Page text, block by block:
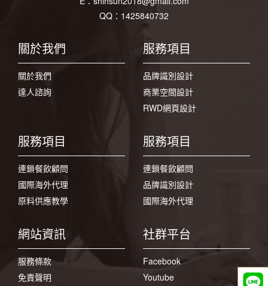
QQ：1425840732
關於我們
關於我們
達人諮詢
服務項目
品牌識別設計
商業空間設計
RWD網頁設計
服務項目
連鎖餐飲顧問
國際海外代理
原料供應教學
服務項目
連鎖餐飲顧問
品牌識別設計
國際海外代理
網站資訊
服務條款
免責聲明
社群平台
Facebook
Youtube